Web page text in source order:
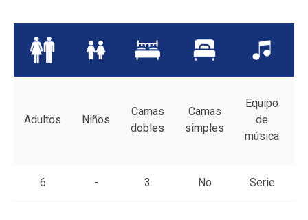
Adultos Niños
Camas
dobles
Camas
simples
Equipo
de
música
6 - 3 No Serie